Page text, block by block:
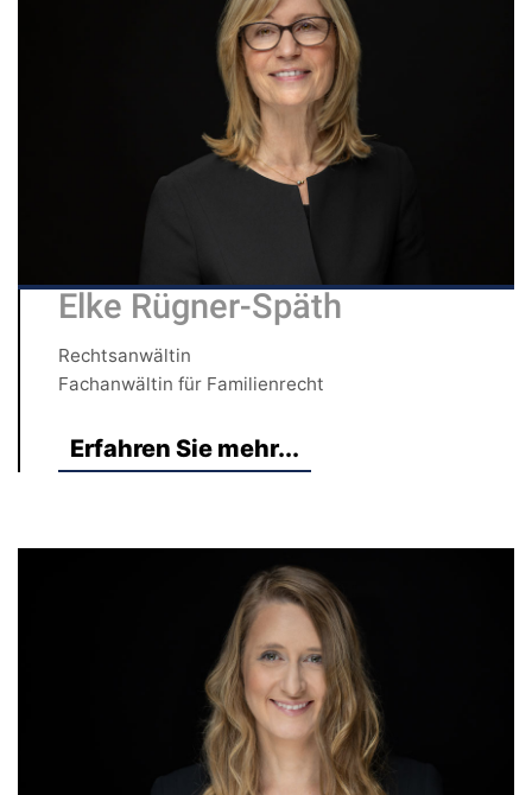
Elke Rügner-Späth
Rechtsanwältin
Fachanwältin für Familienrecht
Erfahren Sie mehr...